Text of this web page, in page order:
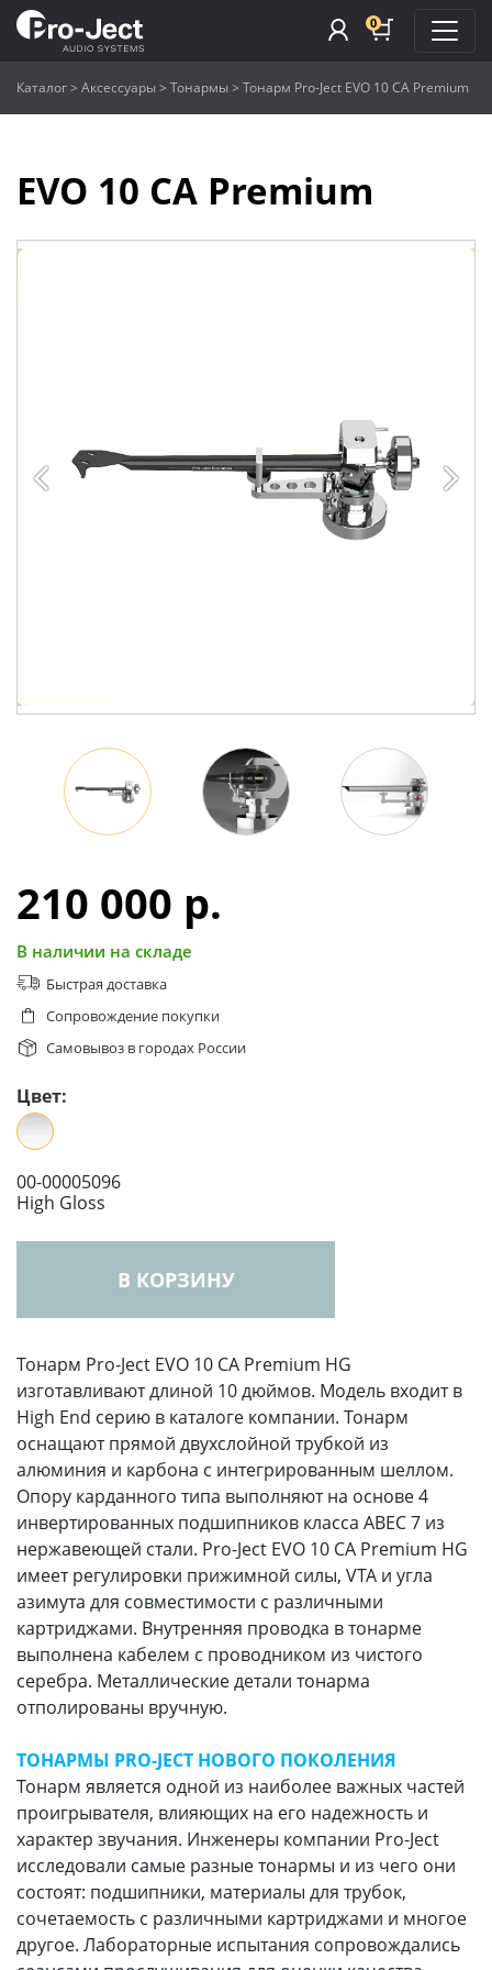
0
Каталог> Аксессуары> Тонармы> Тонарм Pro-Ject EVO 10 CA Premium
EVO 10 CA Premium
210 000 p.
В наличии на складе
Быстрая доставка
Сопровождение покупки
Самовывоз в городах России
Цвет:
00-00005096
High Gloss
В КОРЗИНУ
Тонарм Pro-Ject EVO 10 CA Premium HG
изготавливают длиной 10 дюймов. Модель входит в
High End серию в каталоге компании. Тонарм
оснащают прямой двухслойной трубкой из
алюминия и карбона с интегрированным шеллом.
Опору карданного типа выполняют на основе 4
инвертированных подшипников класса ABEC 7 из
нержавеющей стали. Pro-Ject EVO 10 CA Premium HG
имеет регулировки прижимной силы, VTA и угла
азимута для совместимости с различными
картриджами. Внутренняя проводка в тонарме
выполнена кабелем с проводником из чистого
серебра. Металлические детали тонарма
отполированы вручную.
ТОНАРМЫ PRO-JECT НОВОГО ПОКОЛЕНИЯ
Тонарм является одной из наиболее важных частей
проигрывателя, влияющих на его надежность и
характер звучания. Инженеры компании Pro-Ject
исследовали самые разные тонармы и из чего они
состоят: подшипники, материалы для трубок,
сочетаемость с различными картриджами и многое
другое. Лабораторные испытания сопровождались